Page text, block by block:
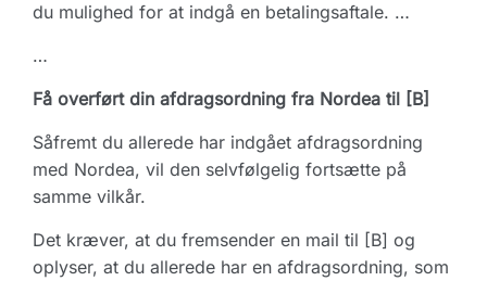
du mulighed for at indgå en betalingsaftale. …
…
Få overført din afdragsordning fra Nordea til [B]
Såfremt du allerede har indgået afdragsordning
med Nordea, vil den selvfølgelig fortsætte på
samme vilkår.
Det kræver, at du fremsender en mail til [B] og
oplyser, at du allerede har en afdragsordning, som